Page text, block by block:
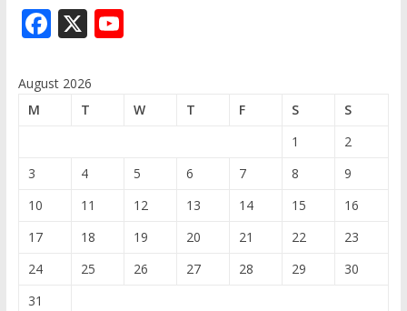
F
e
X Y
T
b
e
C
h
a
August 2026
M
T W T F S
S
1
2
3
4 5 6 7 8
9
10
11 12 13 14 15
16
17
18 19 20 21 22
23
24
25 26 27 28 29
30
31